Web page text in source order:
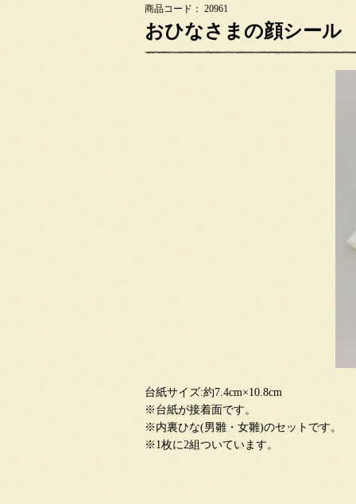
商品コード： 20961
おひなさまの顔シール
台紙サイズ:約7.4cm×10.8cm
※台紙が接着面です。
※内裏ひな(男雛・女雛)のセットです。
※1枚に2組ついています。